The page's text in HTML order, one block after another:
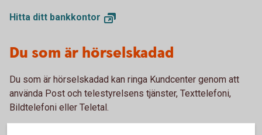
Hitta ditt bankkontor
Du som är hörselskadad
Du som är hörselskadad kan ringa Kundcenter genom att
använda Post och telestyrelsens tjänster, Texttelefoni,
Bildtelefoni eller Teletal.